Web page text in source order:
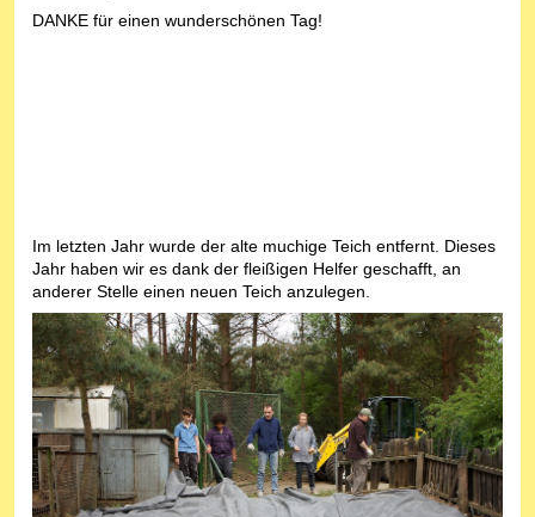
DANKE für einen wunderschönen Tag!
Im letzten Jahr wurde der alte muchige Teich entfernt. Dieses
Jahr haben wir es dank der fleißigen Helfer geschafft, an
anderer Stelle einen neuen Teich anzulegen.